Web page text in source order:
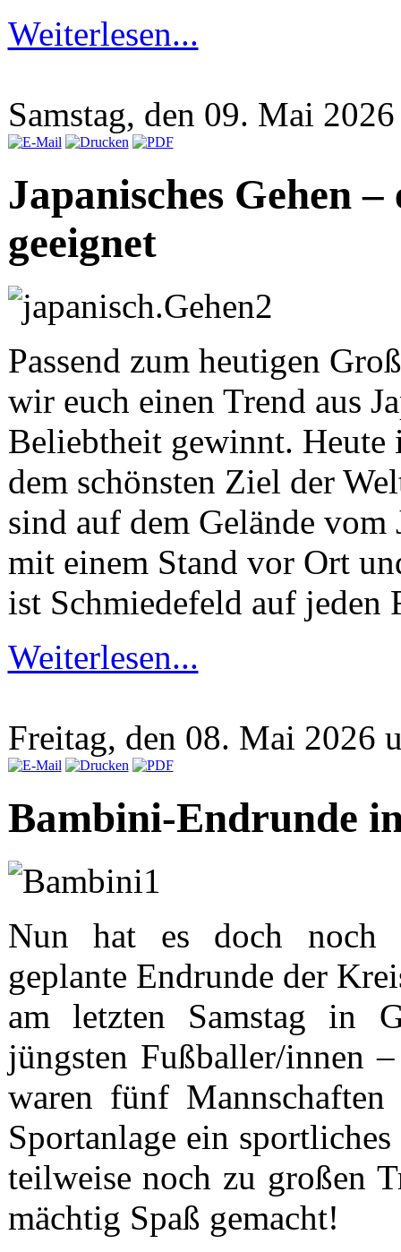
Weiterlesen...
Samstag, den 09. Mai
Japanisches Gehen
geeignet
Passend zum heutigen
wir euch einen Trend aus
Beliebtheit gewinnt.
dem schönsten Ziel der
sind auf dem Gelände
mit einem Stand vor Ort
ist Schmiedefeld auf jeden
Weiterlesen...
Freitag, den 08. Mai 2026
Bambini-Endrunde
Nun hat es doch noch
geplante Endrunde der
am letzten Samstag in
jüngsten Fußballer/innen
waren fünf
Sportanlage ein
teilweise noch zu großen
mächtig Spaß gemacht!